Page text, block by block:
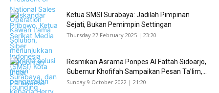
Ketua SMSI Surabaya: Jadilah Pimpinan
Sejati, Bukan Pemimpin Settingan
Thursday 27 February 2025 | 23:20
Resmikan Asrama Ponpes Al Fattah Sidoarjo,
Gubernur Khofifah Sampaikan Pesan Ta’lim,...
Sunday 9 October 2022 | 21:20